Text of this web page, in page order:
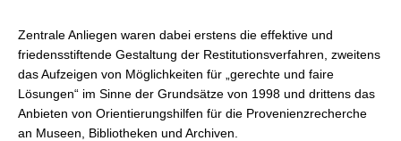
Zentrale Anliegen waren dabei erstens die effektive und
friedensstiftende Gestaltung der Restitutionsverfahren, zweitens
das Aufzeigen von Möglichkeiten für „gerechte und faire
Lösungen“ im Sinne der Grundsätze von 1998 und drittens das
Anbieten von Orientierungshilfen für die Provenienzrecherche
an Museen, Bibliotheken und Archiven.